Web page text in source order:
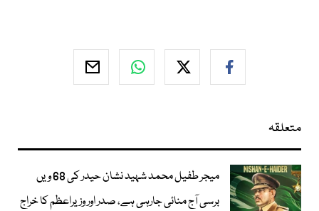
متعلقہ
میجر طفیل محمد شہید نشان حیدر کی 68 ویں
برسی آج منائی جارہی ہے، صدر اور وزیراعظم کا خراج